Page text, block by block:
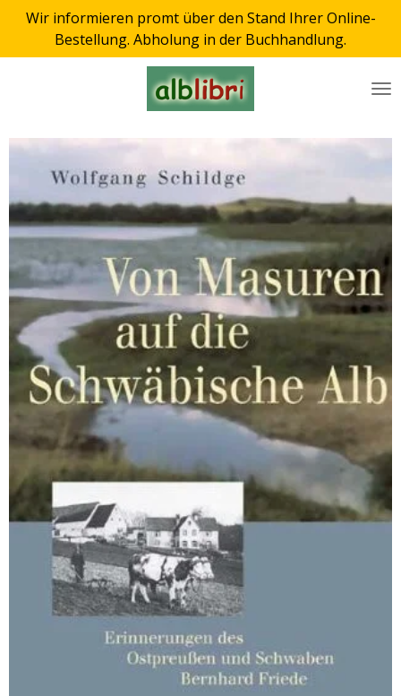
Zum
Hauptinhalt
springen
Wir informieren promt über den Stand Ihrer Online-
Bestellung. Abholung in der Buchhandlung.